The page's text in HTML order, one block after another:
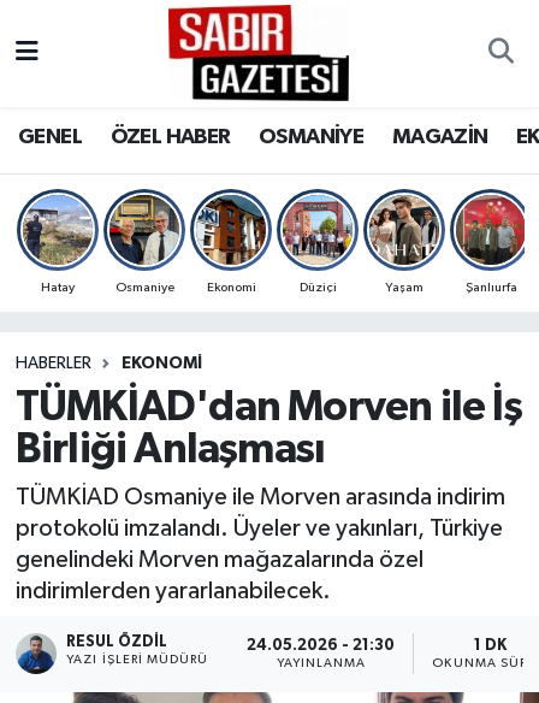
GENEL ÖZEL HABER OSMANİYE MAGAZİN
Hatay Osmaniye Ekonomi Düziçi Yaşam Şanlıurfa
HABERLER EKONOMI
TÜMKİAD'dan Morven ile İş
Birliği Anlaşması
TÜMKİAD Osmaniye ile Morven arasında indirim
protokolü imzalandı. Üyeler ve yakınları, Türkiye
genelindeki Morven mağazalarında özel
indirimlerden yararlanabilecek.
RESUL ÖZDIL
YAZI İŞLERI MÜDÜRÜ
24.05.2026 - 21:30
YAYINLANMA
1 DK
OKUNMA
OSMANİYE
MAGAZİN
SPOR
RESMİ İLANLAR
Osmaniye Nöbetçi Eczaneler
Osmaniye Trafik Yoğunluk Haritası
Süper Lig Puan Durumu ve Fikstür
Son Dakika Haberleri
Haber Arşivi